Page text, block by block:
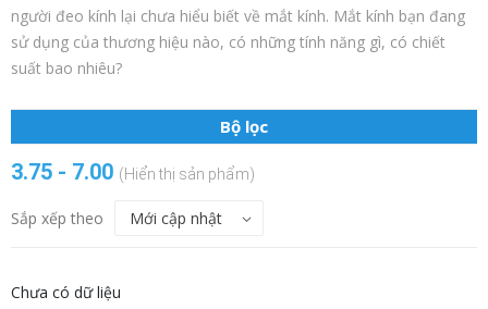
người đeo kính lại chưa hiểu biết về mắt kính. Mắt kính bạn đang
sử dụng của thương hiệu nào, có những tính năng gì, có chiết
suất bao nhiêu?
Bộ lọc
3.75 - 7.00 (Hiển thị sản phẩm)
Sắp xếp theo
Chưa có dữ liệu